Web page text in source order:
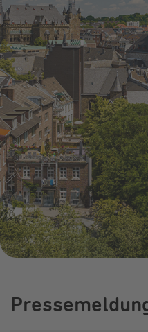
Online-Service
Umzugsservice
Energieberatung